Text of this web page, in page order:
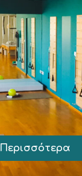
Περισσότερα